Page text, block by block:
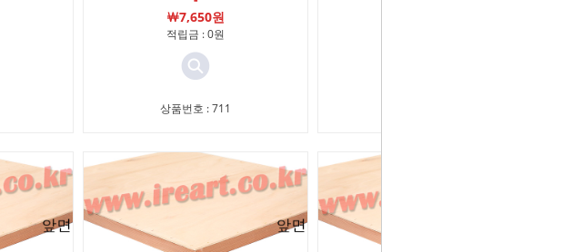
￦7,650원
적립금 : 0원
상품번호 : 711